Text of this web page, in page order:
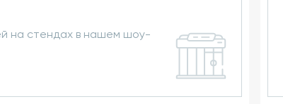
на стендах в нашем шоу-